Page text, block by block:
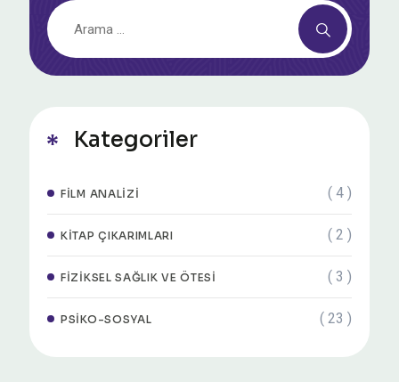
Kategoriler
FILM ANALIZI ( 4 )
KITAP ÇIKARIMLARI ( 2 )
FIZIKSEL SAĞLIK VE ÖTESI ( 3 )
PSIKO-SOSYAL ( 23 )